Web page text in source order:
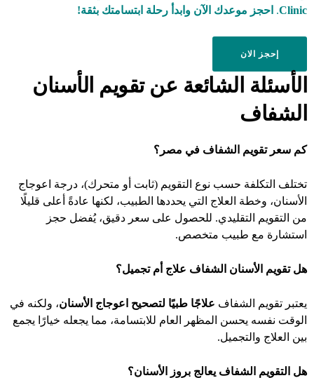
Clinic
. احجز موعدك الآن وابدأ رحلة ابتسامتك بثقة!
إحجز الان
الأسئلة الشائعة عن تقويم الأسنان
الشفاف
كم سعر تقويم الشفاف في مصر؟
تختلف التكلفة حسب نوع التقويم (ثابت أو متحرك)، درجة اعوجاج
الأسنان، وخطة العلاج التي يحددها الطبيب، لكنها عادةً أعلى قليلًا
من التقويم التقليدي. للحصول على سعر دقيق، يُفضل حجز
استشارة مع طبيب متخصص.
هل تقويم الأسنان الشفاف علاج أم تجميل؟
يعتبر تقويم الشفاف علاجًا طبيًا لتصحيح اعوجاج الأسنان، ولكنه في
الوقت نفسه يحسن المظهر العام للابتسامة، مما يجعله خيارًا يجمع
بين العلاج والتجميل.
هل التقويم الشفاف يعالج بروز الأسنان؟